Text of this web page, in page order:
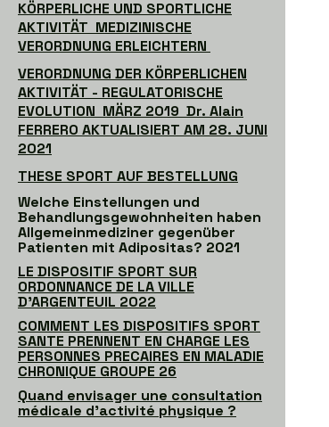
KÖRPERLICHE UND SPORTLICHE
AKTIVITÄT MEDIZINISCHE
VERORDNUNG ERLEICHTERN
VERORDNUNG DER KÖRPERLICHEN
AKTIVITÄT - REGULATORISCHE
EVOLUTION MÄRZ 2019 Dr. Alain
FERRERO AKTUALISIERT AM 28. JUNI
2021
THESE SPORT AUF BESTELLUNG
Welche Einstellungen und
Behandlungsgewohnheiten haben
Allgemeinmediziner gegenüber
Patienten mit Adipositas? 2021
LE DISPOSITIF SPORT SUR
ORDONNANCE DE LA VILLE
D’ARGENTEUIL 2022
COMMENT LES DISPOSITIFS SPORT
SANTE PRENNENT EN CHARGE LES
PERSONNES PRECAIRES EN MALADIE
CHRONIQUE GROUPE 26
Quand envisager une consultation
médicale d’activité physique ?